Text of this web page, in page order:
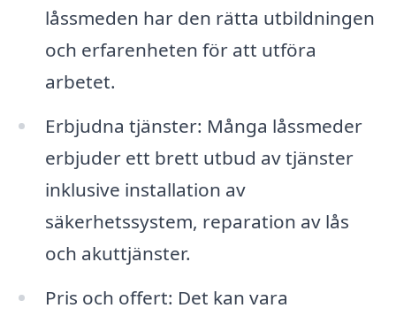
låssmeden har den rätta utbildningen
och erfarenheten för att utföra
arbetet.
Erbjudna tjänster: Många låssmeder
erbjuder ett brett utbud av tjänster
inklusive installation av
säkerhetssystem, reparation av lås
och akuttjänster.
Pris och offert: Det kan vara